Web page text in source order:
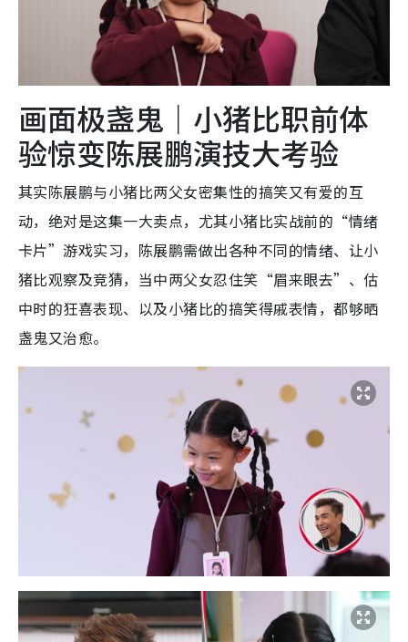
画面极盏鬼｜小猪比职前体
验惊变陈展鹏演技大考验
其实陈展鹏与小猪比两父女密集性的搞笑又有爱的互
动，绝对是这集一大卖点，尤其小猪比实战前的“情绪
卡片”游戏实习，陈展鹏需做出各种不同的情绪、让小
猪比观察及竞猜，当中两父女忍住笑“眉来眼去”、估
中时的狂喜表现、以及小猪比的搞笑得戚表情，都够晒
盏鬼又治愈。